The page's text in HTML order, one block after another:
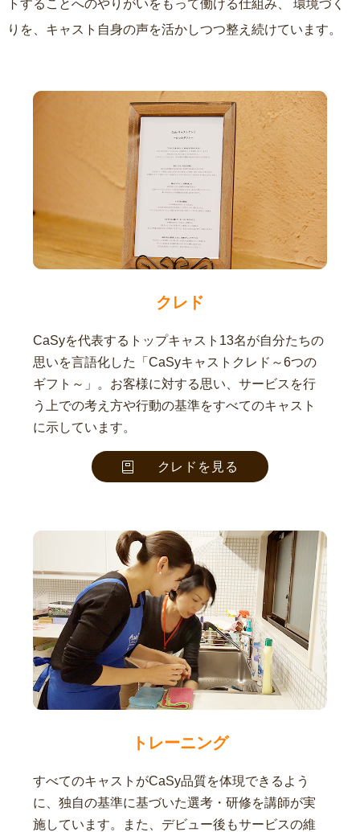
トすることへのやりがいをもって働ける仕組み、
りを、キャスト自身の声を活かしつつ整え続けています。
クレド
CaSyを代表するトップキャスト13名が自分たちの
思いを言語化した「CaSyキャストクレド～6つの
ギフト～」。お客様に対する思い、サービスを行
う上での考え方や行動の基準をすべてのキャスト
に示しています。
クレドを見る
トレーニング
すべてのキャストがCaSy品質を体現できるよう
に、独自の基準に基づいた選考・研修を講師が実
施しています。また、デビュー後もサービスの維